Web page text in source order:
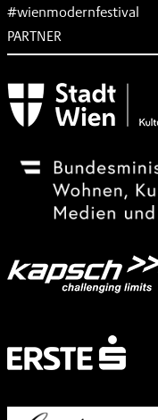
#wienmodernfestival
PARTNER
Subventionsgeber